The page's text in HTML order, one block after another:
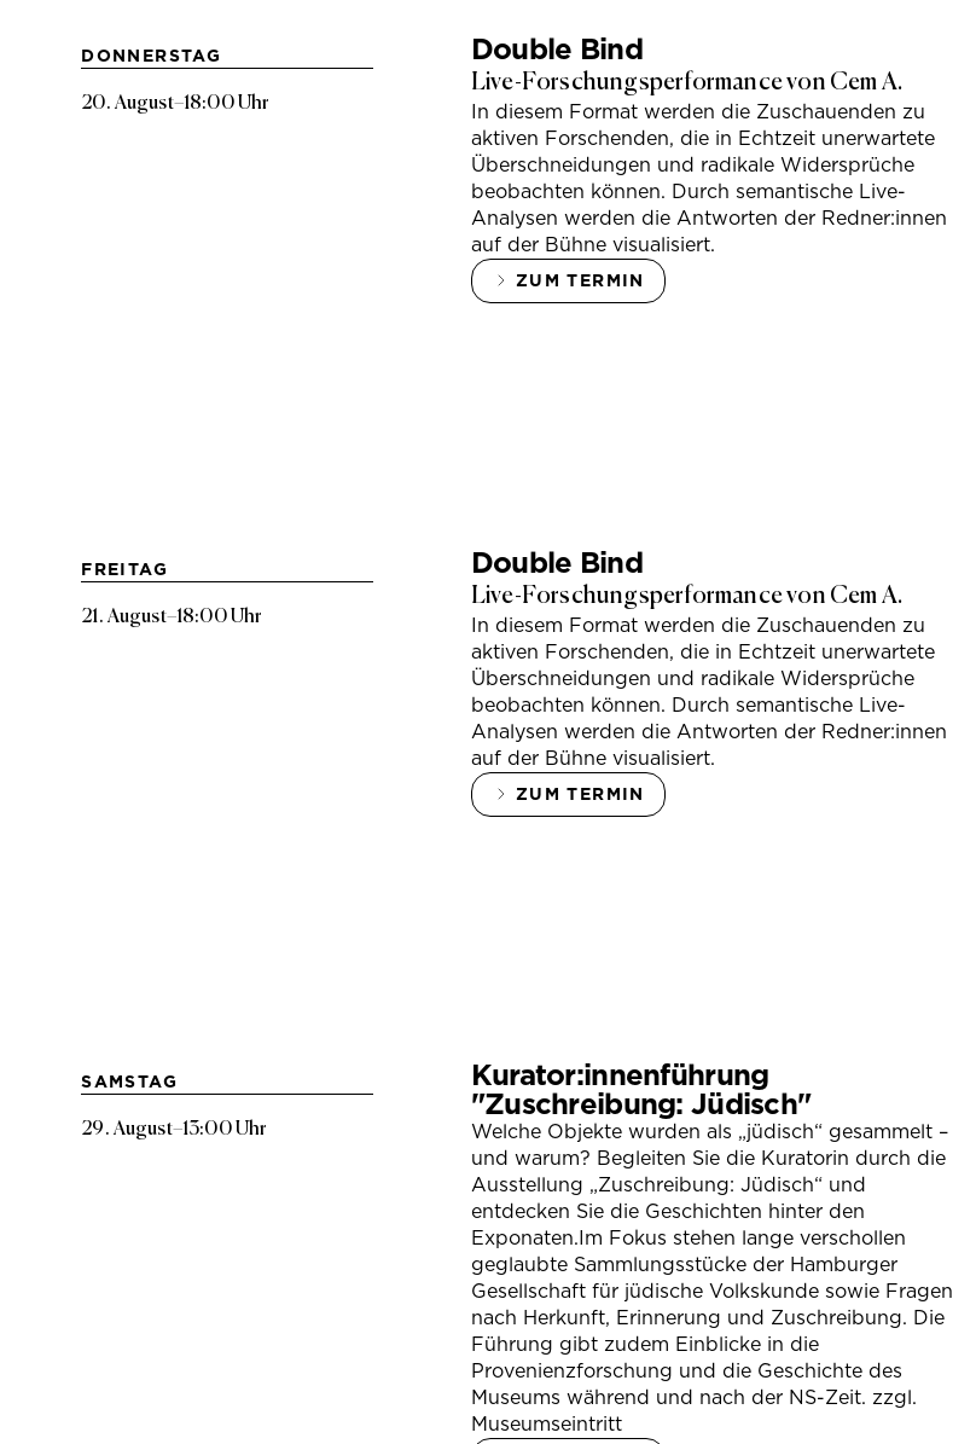
DONNERSTAG
20. August–18:00 Uhr
Double Bind
Live-Forschungsperformance von Cem A.
In diesem Format werden die Zuschauenden zu
aktiven Forschenden, die in Echtzeit unerwartete
Überschneidungen und radikale Widersprüche
beobachten können. Durch semantische Live-
Analysen werden die Antworten der Redner:innen
auf der Bühne visualisiert.
ZUM TERMIN
FREITAG
21. August–18:00 Uhr
Double Bind
Live-Forschungsperformance von Cem A.
In diesem Format werden die Zuschauenden zu
aktiven Forschenden, die in Echtzeit unerwartete
Überschneidungen und radikale Widersprüche
beobachten können. Durch semantische Live-
Analysen werden die Antworten der Redner:innen
auf der Bühne visualisiert.
ZUM TERMIN
SAMSTAG
29. August–13:00 Uhr
Kurator:innenführung
"Zuschreibung: Jüdisch"
Welche Objekte wurden als „jüdisch“ gesammelt –
und warum? Begleiten Sie die Kuratorin durch die
Ausstellung „Zuschreibung: Jüdisch“ und
entdecken Sie die Geschichten hinter den
Exponaten.Im Fokus stehen lange verschollen
geglaubte Sammlungsstücke der Hamburger
Gesellschaft für jüdische Volkskunde sowie Fragen
nach Herkunft, Erinnerung und Zuschreibung. Die
Führung gibt zudem Einblicke in die
Provenienzforschung und die Geschichte des
Museums während und nach der NS-Zeit. zzgl.
Museumseintritt